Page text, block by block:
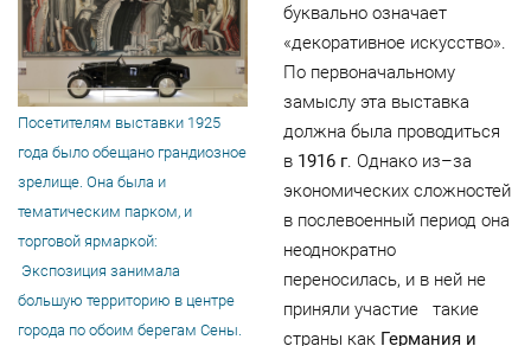
Посетителям выставки 1925
года было обещано грандиозное
зрелище. Она была и
тематическим парком, и
торговой ярмаркой:
Экспозиция занимала
большую территорию в центре
города по обоим берегам Сены.
буквально означает
«декоративное искусство».
По первоначальному
замыслу эта выставка
должна была проводиться
в 1916 г. Однако из–за
экономических сложностей
в послевоенный период она
неоднократно
переносилась, и в ней не
приняли участие такие
страны как Германия и